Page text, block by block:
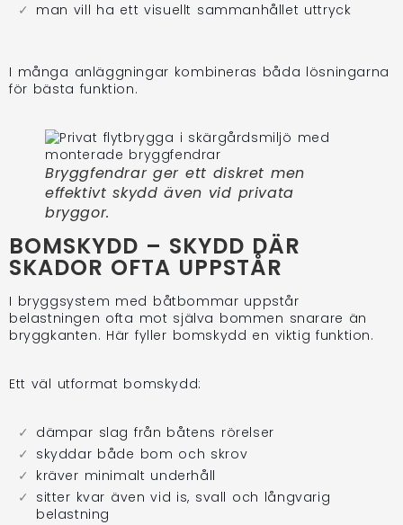
man vill ha ett visuellt sammanhållet uttryck
I många anläggningar kombineras båda lösningarna
för bästa funktion.
Bryggfendrar ger ett diskret men
effektivt skydd även vid privata
bryggor.
BOMSKYDD – SKYDD DÄR
SKADOR OFTA UPPSTÅR
I bryggsystem med båtbommar uppstår
belastningen ofta mot själva bommen snarare än
bryggkanten. Här fyller bomskydd en viktig funktion.
Ett väl utformat bomskydd:
dämpar slag från båtens rörelser
skyddar både bom och skrov
kräver minimalt underhåll
sitter kvar även vid is, svall och långvarig
belastning